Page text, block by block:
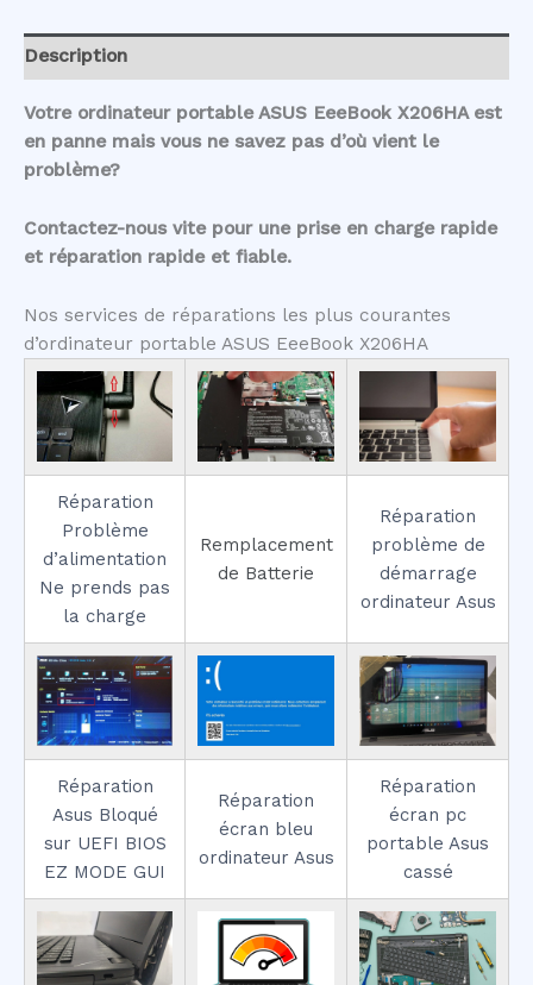
Description
Votre ordinateur portable ASUS EeeBook X206HA est
en panne mais vous ne savez pas d’où vient le
problème?
Contactez-nous vite pour une prise en charge rapide
et réparation rapide et fiable.
Nos services de réparations les plus courantes
d’ordinateur portable ASUS EeeBook X206HA
Réparation
Problème
d’alimentation
Ne prends pas
la charge
Remplacement
de Batterie
Réparation
problème de
démarrage
ordinateur Asus
Réparation
Asus Bloqué
sur UEFI BIOS
EZ MODE GUI
Réparation
écran bleu
ordinateur Asus
Réparation
écran pc
portable Asus
cassé